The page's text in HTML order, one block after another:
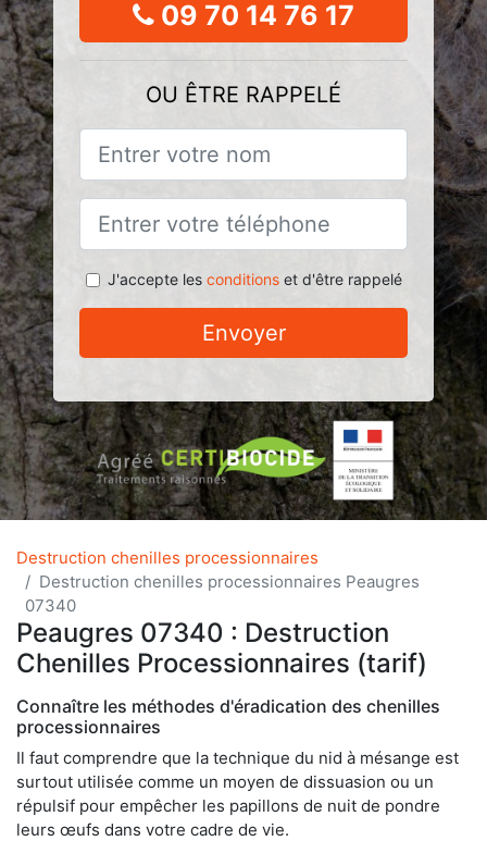
09 70 14 76 17
OU ÊTRE RAPPELÉ
J'accepte les conditionset d'être rappelé
Envoyer
Destruction chenilles processionnaires
Destruction chenilles processionnaires Peaugres
07340
Peaugres 07340 : Destruction
Chenilles Processionnaires (tarif)
Connaître les méthodes d'éradication des chenilles
processionnaires
Il faut comprendre que la technique du nid à mésange est
surtout utilisée comme un moyen de dissuasion ou un
répulsif pour empêcher les papillons de nuit de pondre
leurs œufs dans votre cadre de vie.